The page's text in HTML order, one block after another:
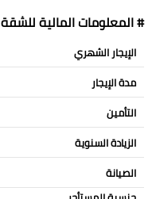
# المعلومات المالية للشقة
الإيجار الشهري
مدة الإيجار
التأمين
الزيادة السنوية
الصيانة